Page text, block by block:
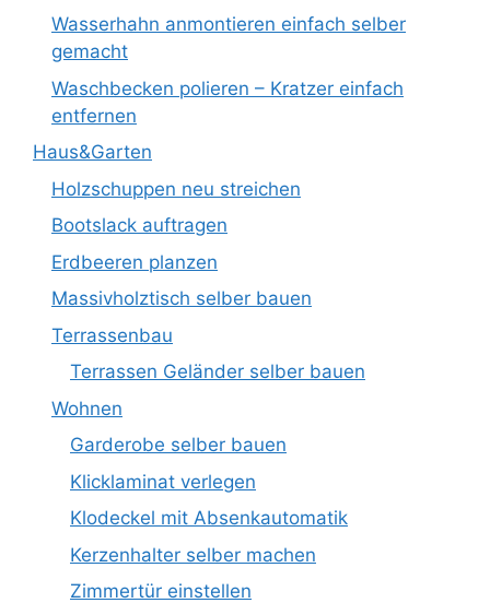
Wasserhahn anmontieren einfach selber
gemacht
Waschbecken polieren – Kratzer einfach
entfernen
Haus&Garten
Holzschuppen neu streichen
Bootslack auftragen
Erdbeeren planzen
Massivholztisch selber bauen
Terrassenbau
Terrassen Geländer selber bauen
Wohnen
Garderobe selber bauen
Klicklaminat verlegen
Klodeckel mit Absenkautomatik
Kerzenhalter selber machen
Zimmertür einstellen